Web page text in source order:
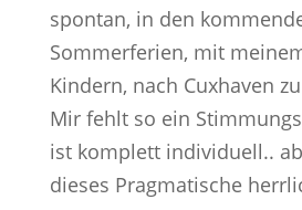
spontan, in den
Sommerferien, mit
Kindern, nach Cuxhaven
Mir fehlt so ein
ist komplett individuell..
dieses Pragmatische